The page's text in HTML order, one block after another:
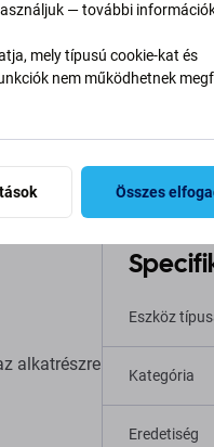
alkatrészre
Eszköz
Kategória
Eredetiség
— további
mely típusú cookie-kat és
nem működhetnek
Összes